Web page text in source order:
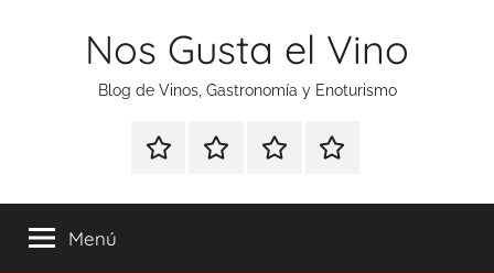
Nos Gusta el Vino
Blog de Vinos, Gastronomía y Enoturismo
Especial
Tonics
Enoturismo
Gastronomía
RankingContacto
Menú